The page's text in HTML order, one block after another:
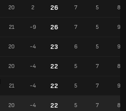
20 2 26 7 5 8
21 -9 26 7 5 9
20 -4 23 6 5 9
20 -4 22 5 7 8
21 -4 22 5 7 9
20 -4 22 5 7 8